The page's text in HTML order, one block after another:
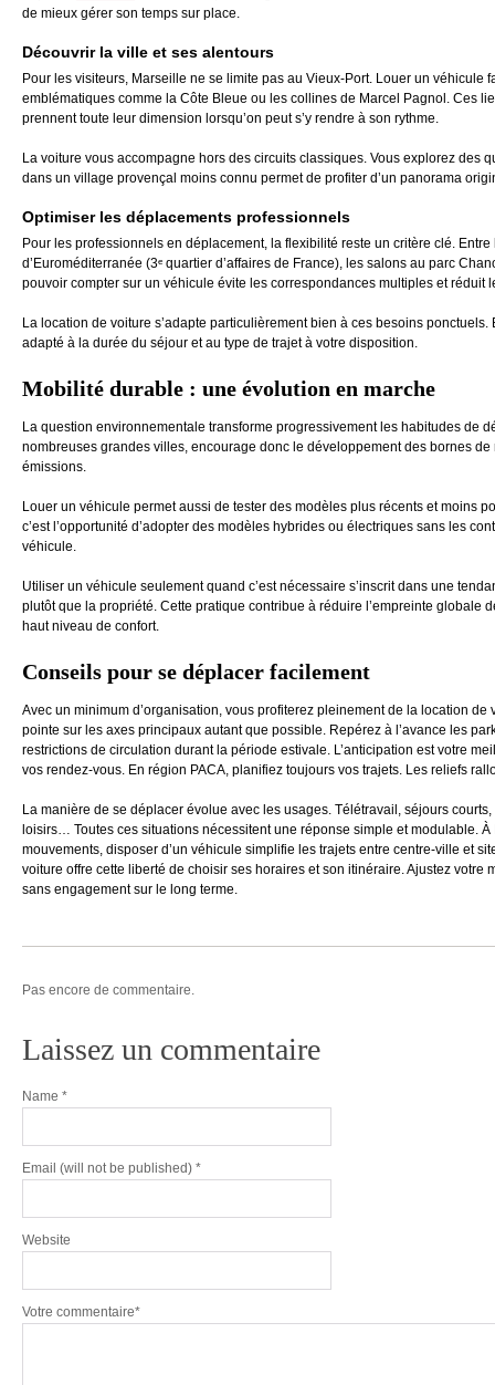
de mieux gérer son temps sur place.
Découvrir la ville et ses alentours
Pour les visiteurs, Marseille ne se limite pas au Vieux-Port. Louer un véhicule
emblématiques comme la Côte Bleue ou les collines de Marcel Pagnol. Ces
prennent toute leur dimension lorsqu’on peut s’y rendre à son rythme.
La voiture vous accompagne hors des circuits classiques. Vous explorez des
dans un village provençal moins connu permet de profiter d’un panorama
Optimiser les déplacements professionnels
Pour les professionnels en déplacement, la flexibilité reste un critère clé. Entre
d’Euroméditerranée (3ᵉ quartier d’affaires de France), les salons au parc
pouvoir compter sur un véhicule évite les correspondances multiples et réduit
La location de voiture s’adapte particulièrement bien à ces besoins
adapté à la durée du séjour et au type de trajet à votre disposition.
Mobilité durable : une évolution en marche
La question environnementale transforme progressivement les habitudes de
nombreuses grandes villes, encourage donc le développement des bornes
émissions.
Louer un véhicule permet aussi de tester des modèles plus récents et moins
c’est l’opportunité d’adopter des modèles hybrides ou électriques sans les
véhicule.
Utiliser un véhicule seulement quand c’est nécessaire s’inscrit dans une
plutôt que la propriété. Cette pratique contribue à réduire l’empreinte globale
haut niveau de confort.
Conseils pour se déplacer facilement
Avec un minimum d’organisation, vous profiterez pleinement de la location
pointe sur les axes principaux autant que possible. Repérez à l’avance les
restrictions de circulation durant la période estivale. L’anticipation est votre
vos rendez-vous. En région PACA, planifiez toujours vos trajets. Les reliefs
La manière de se déplacer évolue avec les usages. Télétravail, séjours
loisirs… Toutes ces situations nécessitent une réponse simple et modulable.
mouvements, disposer d’un véhicule simplifie les trajets entre centre-ville et
voiture offre cette liberté de choisir ses horaires et son itinéraire. Ajustez votre
sans engagement sur le long terme.
Pas encore de commentaire.
Laissez un commentaire
Name *
Email (will not be published) *
Website
Votre commentaire*